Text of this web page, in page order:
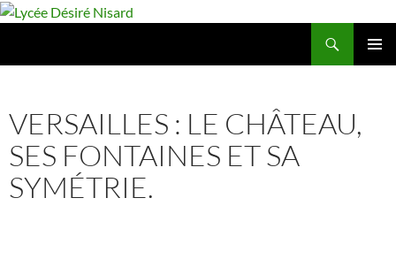
Aller
VERSAILLES : LE CHÂTEAU,
SES FONTAINES ET SA
SYMÉTRIE.